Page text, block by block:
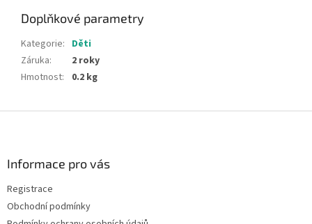
Doplňkové parametry
Kategorie: Děti
Záruka:
2 roky
Hmotnost: 0.2 kg
Informace pro vás
Registrace
Obchodní podmínky